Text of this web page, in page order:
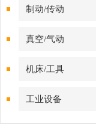
制动/传动
真空/气动
机床/工具
工业设备